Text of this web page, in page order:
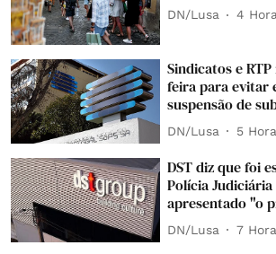
DN/Lusa 4
Sindicatos e
feira para evitar
suspensão de
DN/Lusa 5
DST diz que foi
Polícia
apresentado "o
DN/Lusa 7